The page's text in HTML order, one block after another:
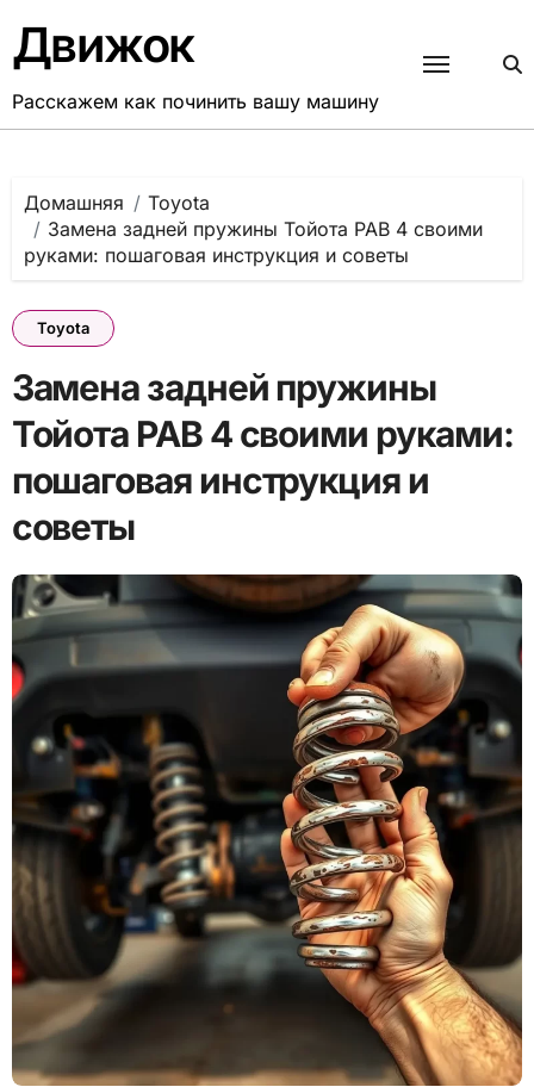
содержанию
Движок
Расскажем как починить вашу машину
Домашняя
Toyota
Замена задней пружины Тойота РАВ 4 своими
руками: пошаговая инструкция и советы
Toyota
Замена задней пружины
Тойота РАВ 4 своими руками:
пошаговая инструкция и
советы